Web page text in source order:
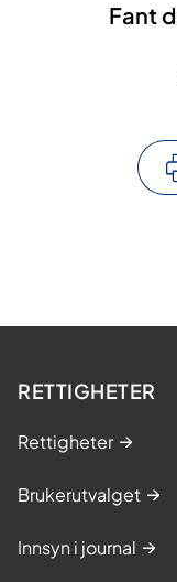
Fant
RETTIGHETER
Rettigheter
Brukerutvalget
Innsyn i journal